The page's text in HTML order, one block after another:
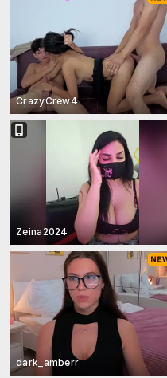
CrazyCrew4
Zeina2024
dark_amberr